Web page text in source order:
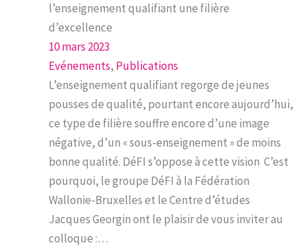
l’enseignement qualifiant une filière
d’excellence
10 mars 2023
Evénements, Publications
L’enseignement qualifiant regorge de jeunes
pousses de qualité, pourtant encore aujourd’hui,
ce type de filière souffre encore d’une image
négative, d’un « sous-enseignement » de moins
bonne qualité. DéFI s’oppose à cette vision C’est
pourquoi, le groupe DéFI à la Fédération
Wallonie-Bruxelles et le Centre d’études
Jacques Georgin ont le plaisir de vous inviter au
colloque :…